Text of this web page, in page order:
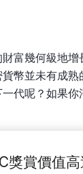
富幾何級地
幣並未有成
代呢？如果
獎賞價值高